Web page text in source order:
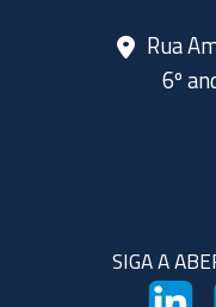
Rua
6º
SIGA A